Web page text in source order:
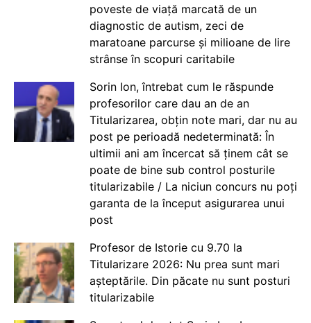
poveste de viață marcată de un
diagnostic de autism, zeci de
maratoane parcurse și milioane de lire
strânse în scopuri caritabile
Sorin Ion, întrebat cum le răspunde
profesorilor care dau an de an
Titularizarea, obțin note mari, dar nu au
post pe perioadă nedeterminată: În
ultimii ani am încercat să ținem cât se
poate de bine sub control posturile
titularizabile / La niciun concurs nu poți
garanta de la început asigurarea unui
post
Profesor de Istorie cu 9.70 la
Titularizare 2026: Nu prea sunt mari
așteptările. Din păcate nu sunt posturi
titularizabile